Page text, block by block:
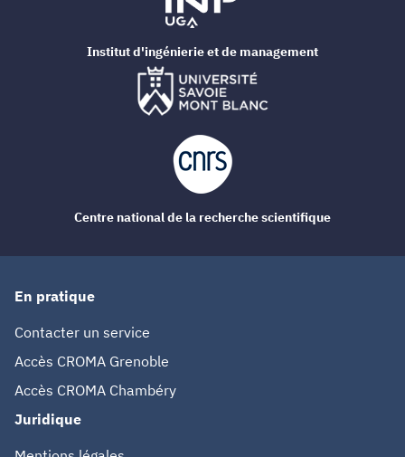
En pratique
Contacter un service
Accès CROMA Grenoble
Accès CROMA Chambéry
Juridique
Institut d'ingénierie et de management
Centre national de la recherche scientifique